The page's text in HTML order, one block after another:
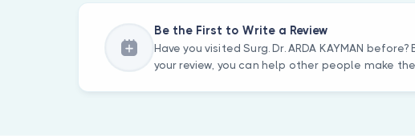
Be the First to Write a Review
Have you visited Surg. Dr. ARDA KAYMAN before?
your review, you can help other people make